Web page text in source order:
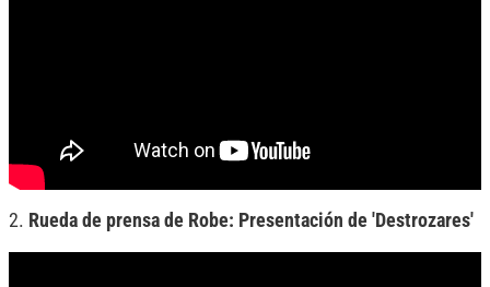
2. Rueda de prensa de Robe: Presentación de 'Destrozares'